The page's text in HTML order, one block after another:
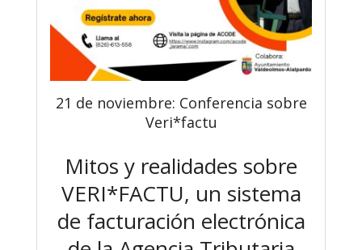
21 de noviembre: Conferencia sobre
Veri*factu
Mitos y realidades sobre
VERI*FACTU, un sistema
de facturación electrónica